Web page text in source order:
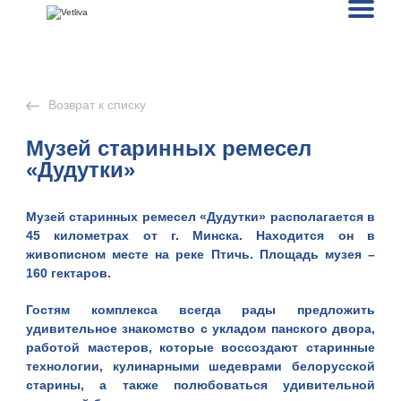
Возврат к списку
Музей старинных ремесел
«Дудутки»
Музей старинных ремесел «Дудутки» располагается в
45 километрах от г. Минска. Находится он в
живописном месте на реке Птичь. Площадь музея –
160 гектаров.
Гостям комплекса всегда рады предложить
удивительное знакомство с укладом панского двора,
работой мастеров, которые воссоздают старинные
технологии, кулинарными шедеврами белорусской
старины, а также полюбоваться удивительной